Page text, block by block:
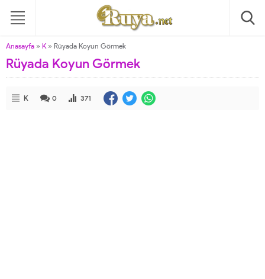
Anasayfa » K » Rüyada Koyun Görmek
Rüyada Koyun Görmek
K 0 371